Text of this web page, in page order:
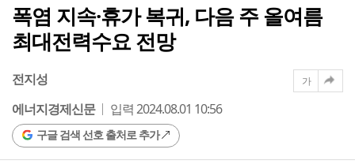
폭염 지속·휴가 복귀, 다음 주 올여름
최대전력수요 전망
전지성
에너지경제신문
입력 2024.08.01 10:56
구글 검색 선호 출처로 추가
가